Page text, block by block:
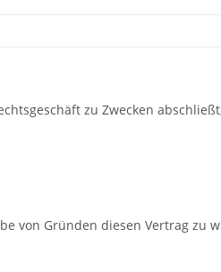
zu Zwecken
von Gründen diesen Vertrag zu